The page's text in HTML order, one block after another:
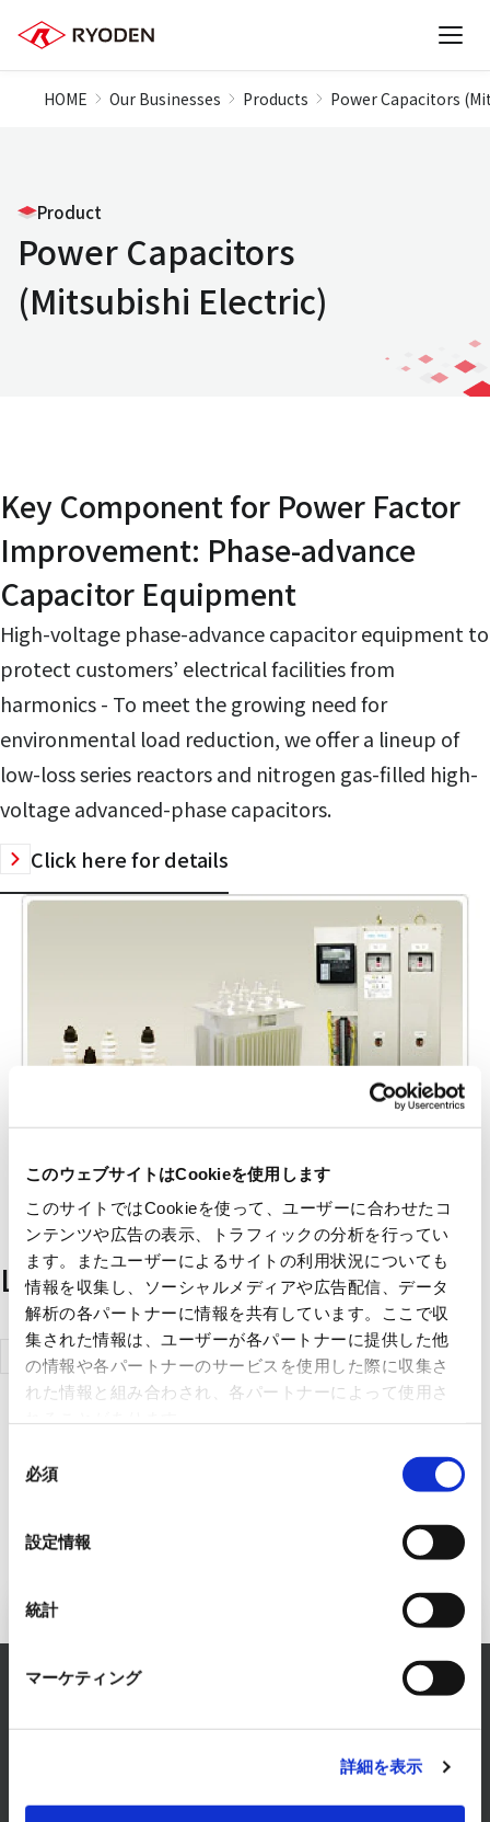
このウェブサイトはCookieを使用します
このサイトではCookieを使って、ユーザーに合わせたコ
ンテンツや広告の表示、トラフィックの分析を行ってい
ます。またユーザーによるサイトの利用状況についても
情報を収集し、ソーシャルメディアや広告配信、データ
解析の各パートナーに情報を共有しています。ここで収
集された情報は、ユーザーが各パートナーに提供した他
の情報や各パートナーのサービスを使用した際に収集さ
れた情報と組み合わされ、各パートナーによって使用さ
必須
設定情報
統計
マーケティング
詳細を表示
HOME Our Businesses Products Power Capacitors
Product
Power Capacitors
(Mitsubishi Electric)
Key Component for Power Factor
Improvement: Phase-advance
Capacitor Equipment
High-voltage phase-advance capacitor equipment to
protect customers’ electrical facilities from
harmonics - To meet the growing need for
environmental load reduction, we offer a lineup of
low-loss series reactors and nitrogen gas-filled high-
voltage advanced-phase capacitors.
Click here for details
List of handling manufacturers
Mitsubishi
Electric
Corporation
Inquiry to FA Systems Business
RYODEN solves any concerns about FA Systems.
Please feel free to consult with us.